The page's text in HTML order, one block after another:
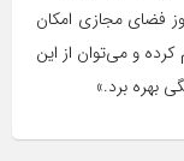
فضای مجازی امکان
کرده و می‌توان از این
بهره برد.»